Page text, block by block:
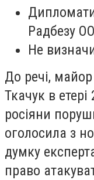
Радбезу
Не
До речі,
Ткачук в
росіяни
оголосила з
думку
право